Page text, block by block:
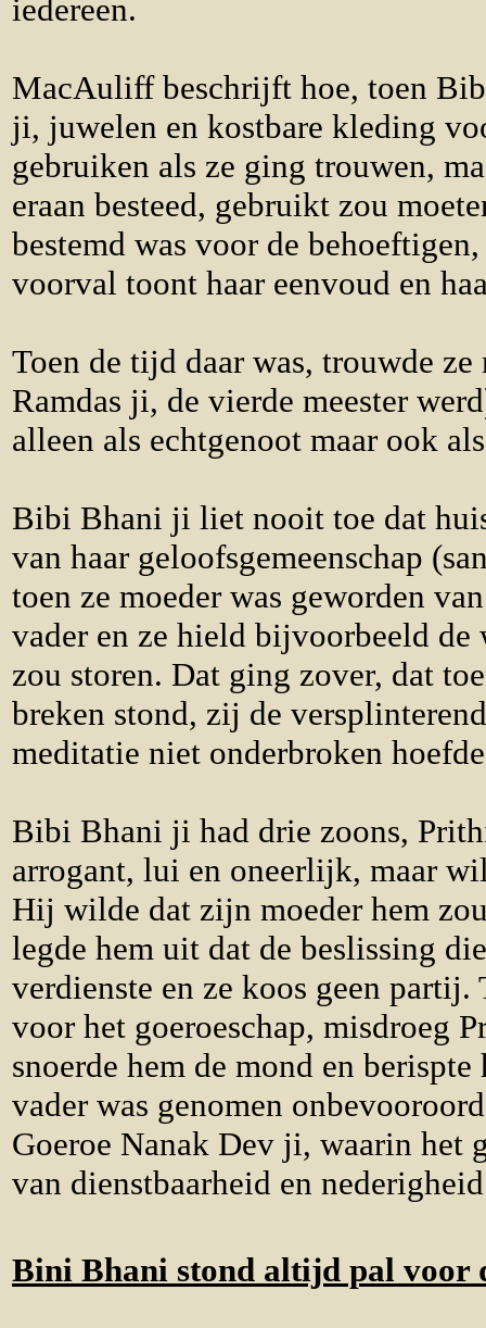
iedereen.
MacAuliff beschrijft hoe, toen
ji, juwelen en kostbare kleding
gebruiken als ze ging trouwen,
eraan besteed, gebruikt zou
bestemd was voor de
voorval toont haar eenvoud en
Toen de tijd daar was, trouwde
Ramdas ji, de vierde meester
alleen als echtgenoot maar ook
Bibi Bhani ji liet nooit toe dat
van haar geloofsgemeenschap
toen ze moeder was geworden
vader en ze hield bijvoorbeeld de
zou storen. Dat ging zover, dat
breken stond, zij de
meditatie niet onderbroken
Bibi Bhani ji had drie zoons,
arrogant, lui en oneerlijk, maar
Hij wilde dat zijn moeder hem
legde hem uit dat de beslissing
verdienste en ze koos geen
voor het goeroeschap, misdroeg
snoerde hem de mond en
vader was genomen
Goeroe Nanak Dev ji, waarin het
van dienstbaarheid en
Bini Bhani stond altijd pal voor